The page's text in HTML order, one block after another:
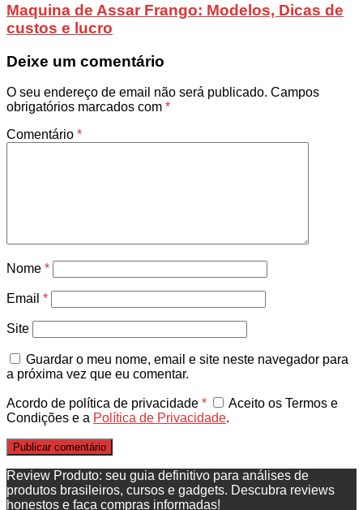
Maquina de Assar Frango: Modelos, Dicas de
custos e lucro
Deixe um comentário
O seu endereço de email não será publicado. Campos
obrigatórios marcados com *
Comentário *
Nome *
Email *
Site
Guardar o meu nome, email e site neste navegador para
a próxima vez que eu comentar.
Acordo de política de privacidade *
Aceito os Termos e
Condições e a Política de Privacidade.
Review Produto: seu guia definitivo para análises de
produtos brasileiros, cursos e gadgets. Descubra reviews
honestos e faça compras informadas!